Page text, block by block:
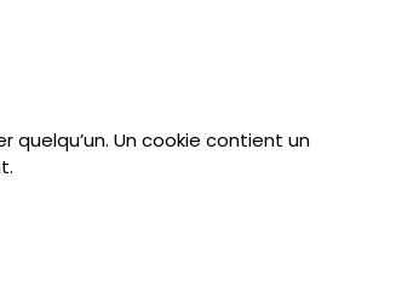
Un cookie contient un